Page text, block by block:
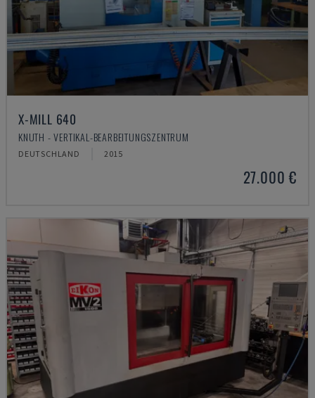
X-MILL 640
KNUTH - VERTIKAL-BEARBEITUNGSZENTRUM
DEUTSCHLAND 2015
27.000 €